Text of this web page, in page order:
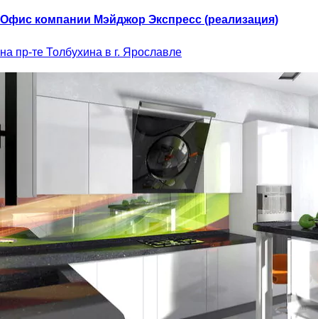
Офис компании Мэйджор Экспресс (реализация)
на пр-те Толбухина в г. Ярославле